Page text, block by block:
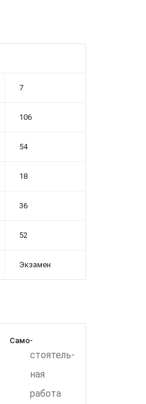
7
106
54
18
36
52
Экзамен
Само-
стоятель-
ная
работа